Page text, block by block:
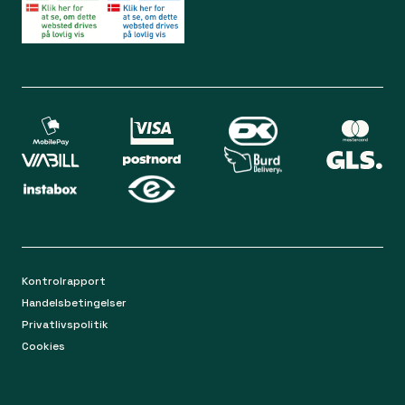
Mandag-torsdag 9.00 - 16.00
Kontakt os på mail
apoteket@apopro.dk
Spørgsmål og svar
Returnering
Bliv medlem
Din sikkerhed
Kontrolrapport
Handelsbetingelser
Privatlivspolitik
Cookies